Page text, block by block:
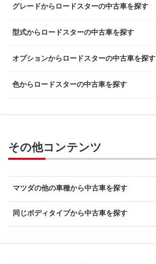
グレードからロードスターの中古車を探す
型式からロードスターの中古車を探す
オプションからロードスターの中古車を探す
色からロードスターの中古車を探す
その他コンテンツ
マツダの他の車種から中古車を探す
同じボディタイプから中古車を探す